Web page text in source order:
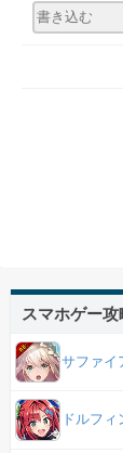
スマホゲー
サファイ
ドルフ